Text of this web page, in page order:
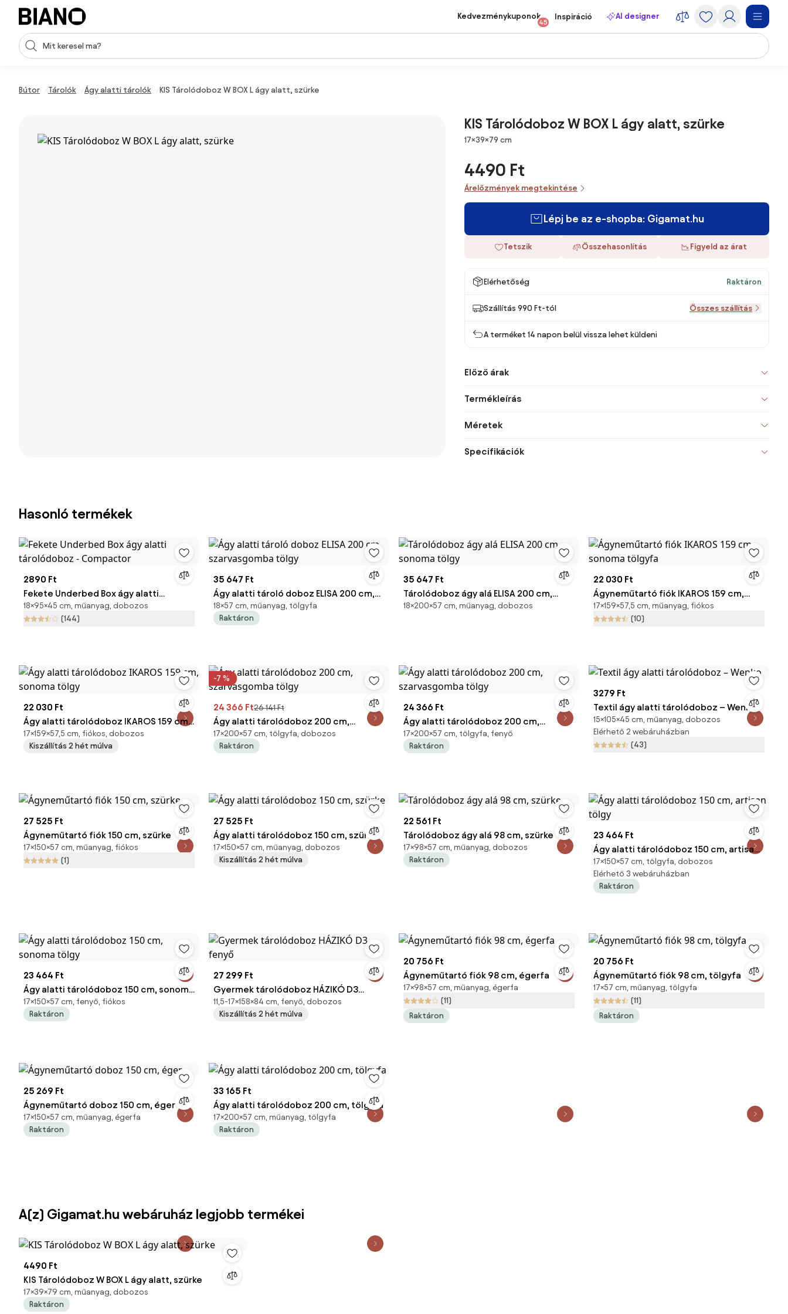
Navigáció kihagyása, ugrás a tartalomra
Keresési bevitel
Kedvezménykuponok
45
Inspiráció AI designer
Bútor Tárolók Ágy alatti tárolók KIS Tárolódoboz W BOX L ágy alatt, szürke
KIS Tárolódoboz W BOX L ágy alatt, szürke
Méretek
17×39×79 cm
4490 Ft
Árelőzmények megtekintése
Lépj be az e-shopba: Gigamat.hu
Tetszik Összehasonlítás Figyeld az árat
Elérhetőség Raktáron
Szállítás 990 Ft-tól Összes szállítás
A terméket 14 napon belül vissza lehet küldeni
Előző árak
Termékleírás
Méretek
Specifikációk
Hasonló termékek
2890 Ft
Fekete Underbed Box ágy alatti
tárolódoboz - Compactor
18×95×45 cm, műanyag, dobozos
(144)
35 647 Ft
Ágy alatti tároló doboz ELISA 200 cm,
szarvasgomba tölgy
18×57 cm, műanyag, tölgyfa
Raktáron
35 647 Ft
Tárolódoboz ágy alá ELISA 200 cm,
sonoma tölgy
18×200×57 cm, műanyag, dobozos
22 030 Ft
Ágyneműtartó fiók IKAROS 159 cm,
sonoma tölgyfa
17×159×57,5 cm, műanyag, fiókos
(10)
22 030 Ft
Ágy alatti tárolódoboz IKAROS 159 cm,
sonoma tölgy
17×159×57,5 cm, fiókos, dobozos
Kiszállítás 2 hét múlva
-7 %
24 366 Ft26 141 Ft
Ágy alatti tárolódoboz 200 cm,
szarvasgomba tölgy
17×200×57 cm, tölgyfa, dobozos
Raktáron
24 366 Ft
Ágy alatti tárolódoboz 200 cm,
szarvasgomba tölgy
17×200×57 cm, tölgyfa, fenyő
Raktáron
3279 Ft
Textil ágy alatti tárolódoboz – Wenko
15×105×45 cm, műanyag, dobozos
Elérhető 2 webáruházban
(43)
27 525 Ft
Ágyneműtartó fiók 150 cm, szürke
17×150×57 cm, műanyag, fiókos
(1)
27 525 Ft
Ágy alatti tárolódoboz 150 cm, szürke
17×150×57 cm, műanyag, dobozos
Kiszállítás 2 hét múlva
22 561 Ft
Tárolódoboz ágy alá 98 cm, szürke
17×98×57 cm, műanyag, dobozos
Raktáron
23 464 Ft
Ágy alatti tárolódoboz 150 cm, artisan
tölgy
17×150×57 cm, tölgyfa, dobozos
Elérhető 3 webáruházban
Raktáron
23 464 Ft
Ágy alatti tárolódoboz 150 cm, sonoma
tölgy
17×150×57 cm, fenyő, fiókos
Raktáron
27 299 Ft
Gyermek tárolódoboz HÁZIKÓ D3
fenyő
11,5-17×158×84 cm, fenyő, dobozos
Kiszállítás 2 hét múlva
20 756 Ft
Ágyneműtartó fiók 98 cm, égerfa
17×98×57 cm, műanyag, égerfa
(11)
Raktáron
20 756 Ft
Ágyneműtartó fiók 98 cm, tölgyfa
17×57 cm, műanyag, tölgyfa
(11)
Raktáron
25 269 Ft
Ágyneműtartó doboz 150 cm, éger
17×150×57 cm, műanyag, égerfa
Raktáron
33 165 Ft
Ágy alatti tárolódoboz 200 cm, tölgyfa
17×200×57 cm, műanyag, tölgyfa
Raktáron
A(z) Gigamat.hu webáruház legjobb termékei
4490 Ft
KIS Tárolódoboz W BOX L ágy alatt, szürke
17×39×79 cm, műanyag, dobozos
Raktáron